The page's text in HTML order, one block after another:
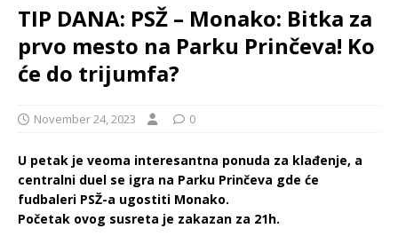
TIP DANA: PSŽ – Monako: Bitka za
prvo mesto na Parku Prinčeva! Ko
će do trijumfa?
November 24, 2023 0
U petak je veoma interesantna ponuda za klađenje, a
centralni duel se igra na Parku Prinčeva gde će
fudbaleri PSŽ-a ugostiti Monako.
Početak ovog susreta je zakazan za 21h.